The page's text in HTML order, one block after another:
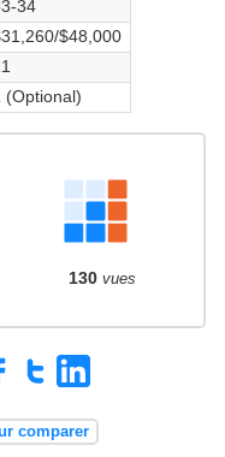
34
$48,000
(Optional)
130 vues
comparer